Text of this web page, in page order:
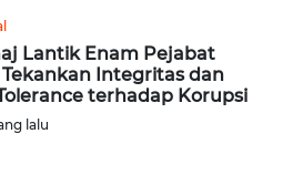
Lantik Enam Pejabat
Tekankan Integritas dan
terhadap Korupsi
lalu